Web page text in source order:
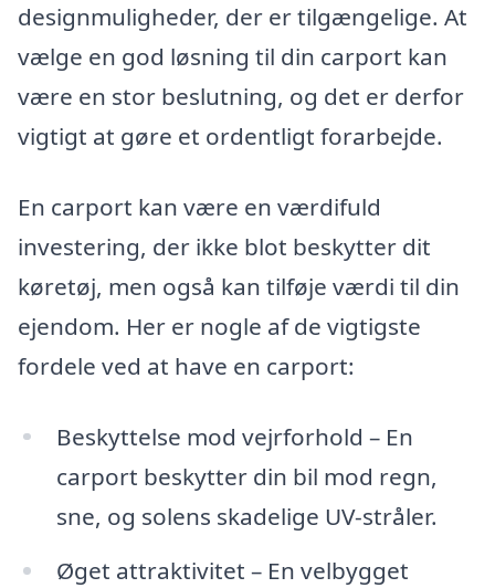
designmuligheder, der er tilgængelige. At
vælge en god løsning til din carport kan
være en stor beslutning, og det er derfor
vigtigt at gøre et ordentligt forarbejde.
En carport kan være en værdifuld
investering, der ikke blot beskytter dit
køretøj, men også kan tilføje værdi til din
ejendom. Her er nogle af de vigtigste
fordele ved at have en carport:
Beskyttelse mod vejrforhold – En
carport beskytter din bil mod regn,
sne, og solens skadelige UV-stråler.
Øget attraktivitet – En velbygget